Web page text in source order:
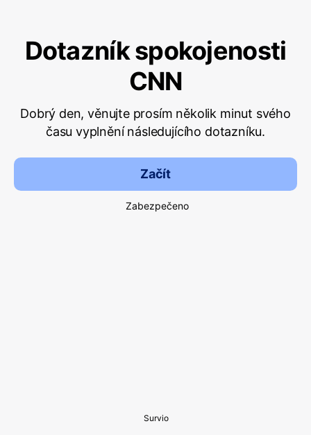
Dotazník spokojenosti
CNN
Dobrý den, věnujte prosím několik minut svého
času vyplnění následujícího dotazníku.
Začít
Zabezpečeno
Survio